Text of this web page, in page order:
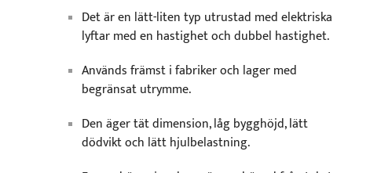
Det är en lätt-liten typ utrustad med elektriska
lyftar med en hastighet och dubbel hastighet.
Används främst i fabriker och lager med
begränsat utrymme.
Den äger tät dimension, låg bygghöjd, lätt
dödvikt och lätt hjulbelastning.